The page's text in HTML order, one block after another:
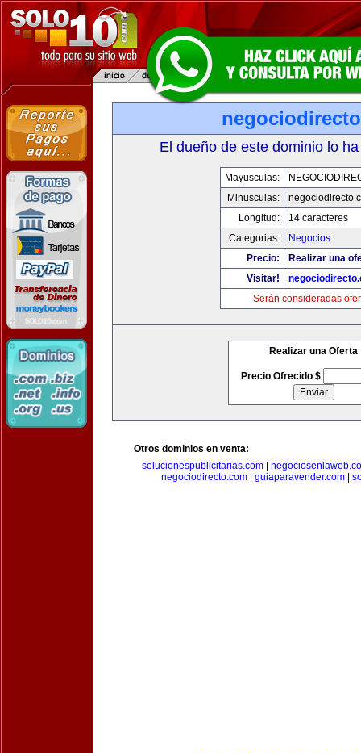
El dueño de este dominio lo
Mayusculas:
Minusculas:
Longitud:
14 caracteres
Categorias:
Negocios
Precio:
Realizar una
Visitar!
Serán consideradas
Realizar una Oferta
Precio Ofrecido $
Otros dominios en venta:
solucionespublicitarias.com
negociodirecto.com| guiaparavender.com|